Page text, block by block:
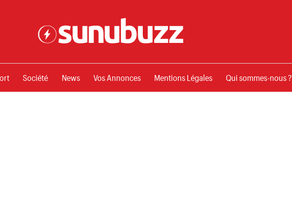
Société News Vos Annonces Mentions Légales Qui sommes-nous ?